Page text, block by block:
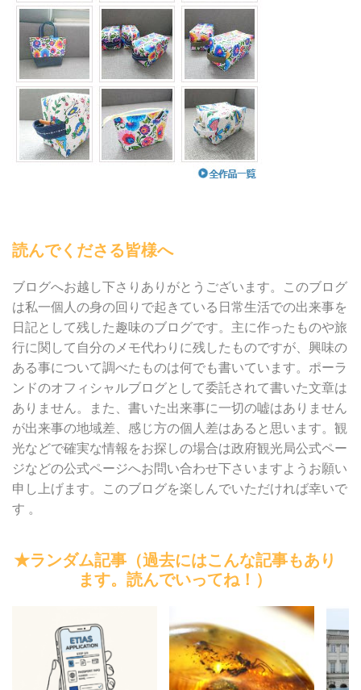
読んでくださる皆様へ
ブログへお越し下さりありがとうございます。このブログ
は私一個人の身の回りで起きている日常生活での出来事を
日記として残した趣味のブログです。主に作ったものや旅
行に関して自分のメモ代わりに残したものですが、興味の
ある事について調べたものは何でも書いています。ポーラ
ンドのオフィシャルブログとして委託されて書いた文章は
ありません。また、書いた出来事に一切の嘘はありません
が出来事の地域差、感じ方の個人差はあると思います。観
光などで確実な情報をお探しの場合は政府観光局公式ペー
ジなどの公式ページへお問い合わせ下さいますようお願い
申し上げます。このブログを楽しんでいただければ幸いで
す 。
★ランダム記事（過去にはこんな記事もあり
ます。読んでいってね！）